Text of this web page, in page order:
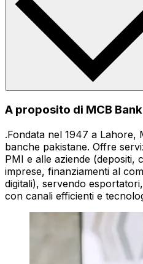
A proposito di MCB Bank
.Fondata nel 1947 a Lahore,
banche pakistane. Offre
PMI e alle aziende (depositi,
imprese, finanziamenti al
digitali), servendo
con canali efficienti e